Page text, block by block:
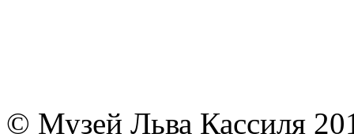
© Музей Льва Кассиля